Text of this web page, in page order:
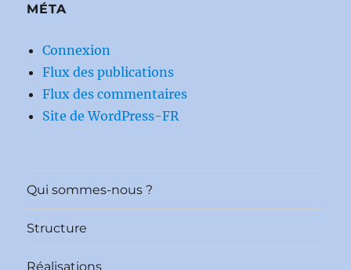
MÉTA
Connexion
Flux des publications
Flux des commentaires
Site de WordPress-FR
Qui sommes-nous ?
Structure
Réalisations